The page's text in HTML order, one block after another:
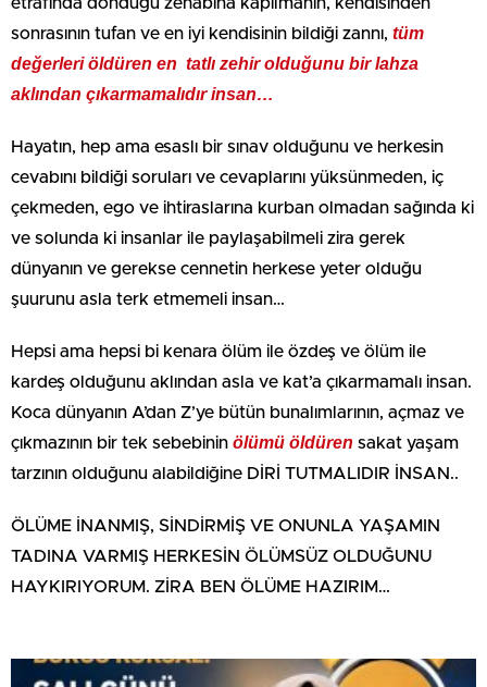
sonrasının tufan ve en iyi kendisinin bildiği zannı, tüm
değerleri öldüren en tatlı zehir olduğunu bir lahza
aklından çıkarmamalıdır insan…
Hayatın, hep ama esaslı bir sınav olduğunu ve herkesin
cevabını bildiği soruları ve cevaplarını yüksünmeden, iç
çekmeden, ego ve ihtiraslarına kurban olmadan sağında ki
ve solunda ki insanlar ile paylaşabilmeli zira gerek
dünyanın ve gerekse cennetin herkese yeter olduğu
şuurunu asla terk etmemeli insan…
Hepsi ama hepsi bi kenara ölüm ile özdeş ve ölüm ile
kardeş olduğunu aklından asla ve kat’a çıkarmamalı insan.
Koca dünyanın A’dan Z’ye bütün bunalımlarının, açmaz ve
çıkmazının bir tek sebebinin ölümü öldüren sakat yaşam
tarzının olduğunu alabildiğine DİRİ TUTMALIDIR İNSAN..
ÖLÜME İNANMIŞ, SİNDİRMİŞ VE ONUNLA YAŞAMIN
TADINA VARMIŞ HERKESİN ÖLÜMSÜZ OLDUĞUNU
HAYKIRIYORUM. ZİRA BEN ÖLÜME HAZIRIM…